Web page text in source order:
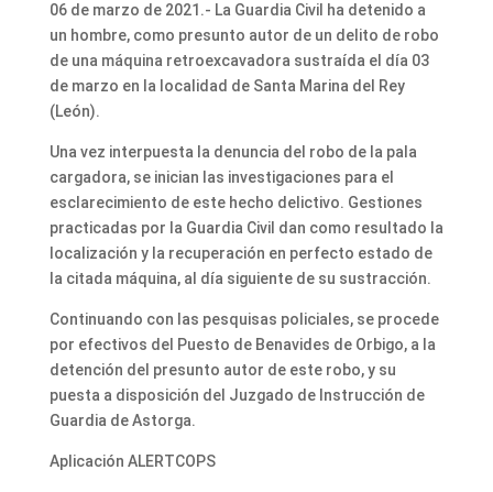
06 de marzo de 2021.- La Guardia Civil ha detenido a
un hombre, como presunto autor de un delito de robo
de una máquina retroexcavadora sustraída el día 03
de marzo en la localidad de Santa Marina del Rey
(León).
Una vez interpuesta la denuncia del robo de la pala
cargadora, se inician las investigaciones para el
esclarecimiento de este hecho delictivo. Gestiones
practicadas por la Guardia Civil dan como resultado la
localización y la recuperación en perfecto estado de
la citada máquina, al día siguiente de su sustracción.
Continuando con las pesquisas policiales, se procede
por efectivos del Puesto de Benavides de Orbigo, a la
detención del presunto autor de este robo, y su
puesta a disposición del Juzgado de Instrucción de
Guardia de Astorga.
Aplicación ALERTCOPS